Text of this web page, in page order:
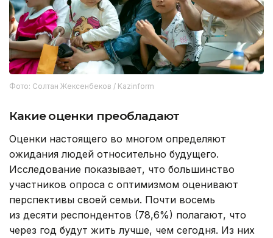
Фото: Солтан Жексенбеков / Kazinform
Какие оценки преобладают
Оценки настоящего во многом определяют
ожидания людей относительно будущего.
Исследование показывает, что большинство
участников опроса с оптимизмом оценивают
перспективы своей семьи. Почти восемь
из десяти респондентов (78,6%) полагают, что
через год будут жить лучше, чем сегодня. Из них